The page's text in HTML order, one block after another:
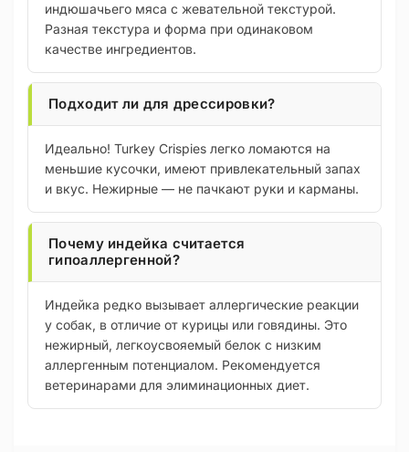
индюшачьего мяса с жевательной текстурой.
Разная текстура и форма при одинаковом
качестве ингредиентов.
Подходит ли для дрессировки?
Идеально! Turkey Crispies легко ломаются на
меньшие кусочки, имеют привлекательный запах
и вкус. Нежирные — не пачкают руки и карманы.
Почему индейка считается
гипоаллергенной?
Индейка редко вызывает аллергические реакции
у собак, в отличие от курицы или говядины. Это
нежирный, легкоусвояемый белок с низким
аллергенным потенциалом. Рекомендуется
ветеринарами для элиминационных диет.